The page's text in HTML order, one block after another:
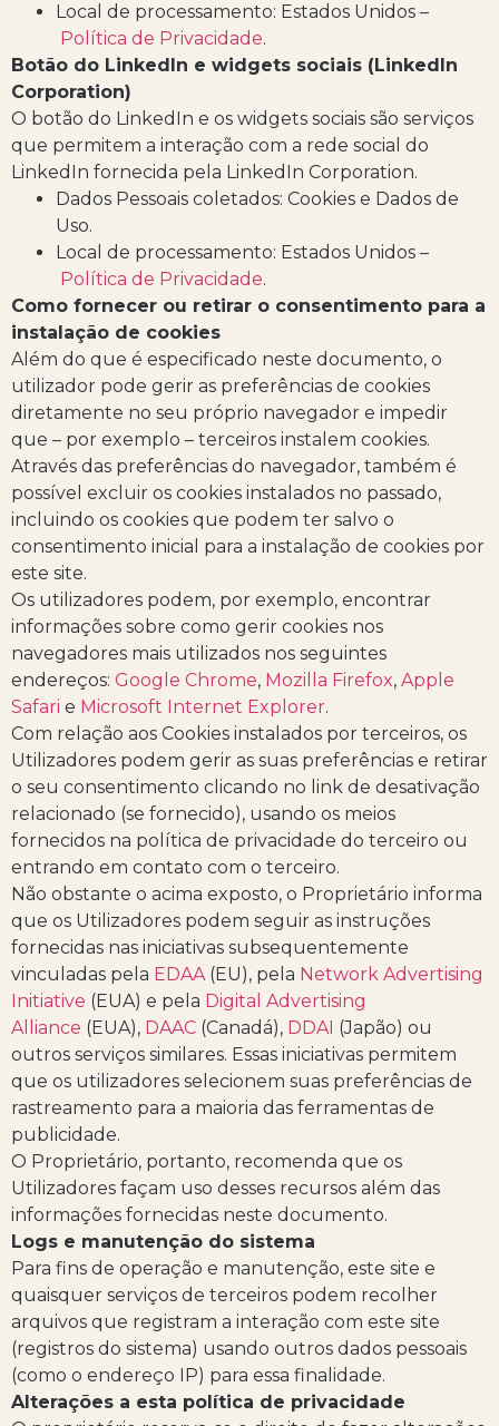
Local de processamento: Estados Unidos –
Política de Privacidade.
Botão do LinkedIn e widgets sociais (LinkedIn
Corporation)
O botão do LinkedIn e os widgets sociais são serviços
que permitem a interação com a rede social do
LinkedIn fornecida pela LinkedIn Corporation.
Dados Pessoais coletados: Cookies e Dados de
Uso.
Local de processamento: Estados Unidos –
Política de Privacidade.
Como fornecer ou retirar o consentimento para a
instalação de cookies
Além do que é especificado neste documento, o
utilizador pode gerir as preferências de cookies
diretamente no seu próprio navegador e impedir
que – por exemplo – terceiros instalem cookies.
Através das preferências do navegador, também é
possível excluir os cookies instalados no passado,
incluindo os cookies que podem ter salvo o
consentimento inicial para a instalação de cookies por
este site.
Os utilizadores podem, por exemplo, encontrar
informações sobre como gerir cookies nos
navegadores mais utilizados nos seguintes
endereços: Google Chrome, Mozilla Firefox, Apple
Safari e Microsoft Internet Explorer.
Com relação aos Cookies instalados por terceiros, os
Utilizadores podem gerir as suas preferências e retirar
o seu consentimento clicando no link de desativação
relacionado (se fornecido), usando os meios
fornecidos na política de privacidade do terceiro ou
entrando em contato com o terceiro.
Não obstante o acima exposto, o Proprietário informa
que os Utilizadores podem seguir as instruções
fornecidas nas iniciativas subsequentemente
vinculadas pela EDAA(EU), pela Network Advertising
Initiative (EUA) e pela Digital Advertising
Alliance (EUA), DAAC (Canadá), DDAI (Japão) ou
outros serviços similares. Essas iniciativas permitem
que os utilizadores selecionem suas preferências de
rastreamento para a maioria das ferramentas de
publicidade.
O Proprietário, portanto, recomenda que os
Utilizadores façam uso desses recursos além das
informações fornecidas neste documento.
Logs e manutenção do sistema
Para fins de operação e manutenção, este site e
quaisquer serviços de terceiros podem recolher
arquivos que registram a interação com este site
(registros do sistema) usando outros dados pessoais
(como o endereço IP) para essa finalidade.
Alterações a esta política de privacidade